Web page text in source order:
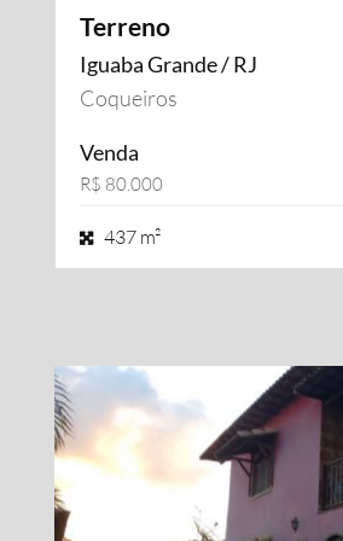
Terreno
Iguaba Grande / RJ
Coqueiros
Venda
R$ 80.000
437 m²